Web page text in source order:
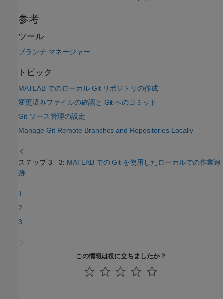
参考
ツール
ブランチ マネージャー
トピック
MATLAB でのローカル Git リポジトリの作成
変更済みファイルの確認と Git へのコミット
Git ソース管理の設定
Manage Git Remote Branches and Repositories Locally
ステップ 3 - 3: MATLAB での Git を使用したローカルでの作業追
跡
1
2
3
この情報は役に立ちましたか？